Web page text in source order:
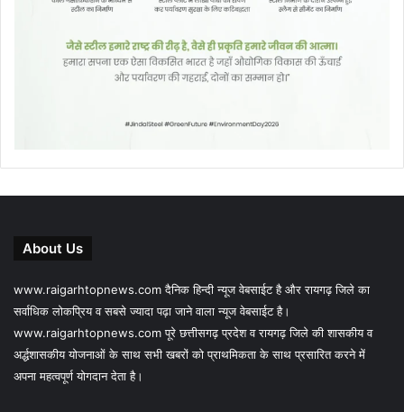
About Us
www.raigarhtopnews.com दैनिक हिन्दी न्यूज वेबसाईट है और रायगढ़ जिले का
सर्वाधिक लोकप्रिय व सबसे ज्यादा पढ़ा जाने वाला न्यूज वेबसाईट है।
www.raigarhtopnews.com पूरे छत्तीसगढ़ प्रदेश व रायगढ़ जिले की शासकीय व
अर्द्धशासकीय योजनाओं के साथ सभी खबरों को प्राथमिकता के साथ प्रसारित करने में
अपना महत्वपूर्ण योगदान देता है।